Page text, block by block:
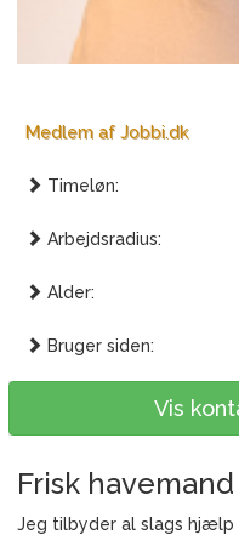
Medlem af Jobbi.dk
Timeløn:
Arbejdsradius:
Alder:
Bruger siden:
Vis
Frisk
Jeg tilbyder al slags